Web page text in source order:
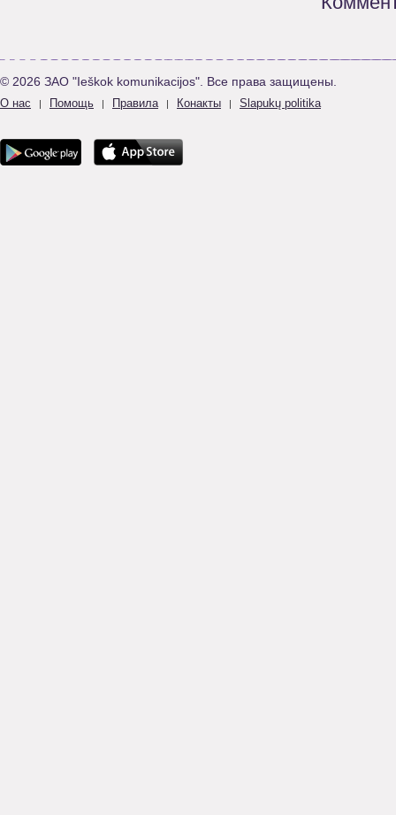
© 2026 ЗАО "Ieškok komunikacijos". Все права защищены.
О нас | Помощь | Правила | Конакты | Slapukų politika